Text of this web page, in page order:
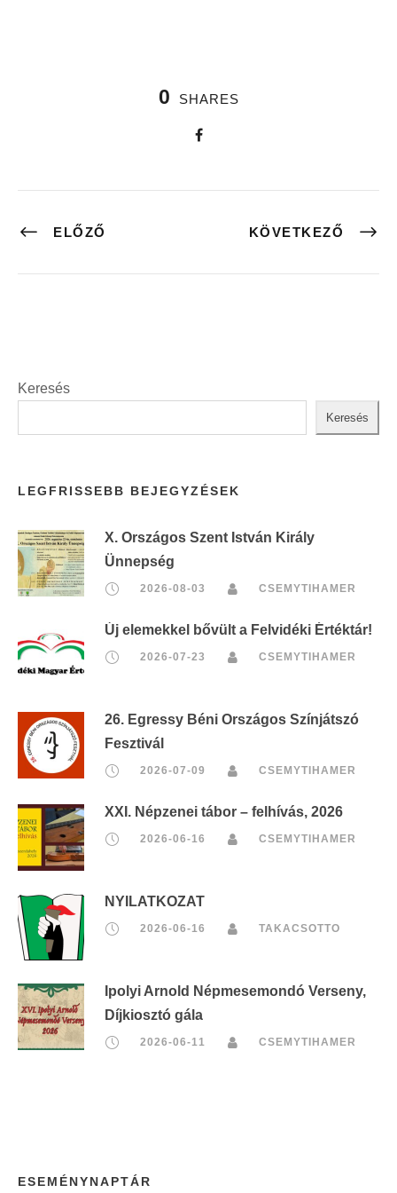
0 SHARES
ELŐZŐ KÖVETKEZŐ
Keresés
Keresés
LEGFRISSEBB BEJEGYZÉSEK
X. Országos Szent István Király
Ünnepség
2026-08-03 CSEMYTIHAMER
Új elemekkel bővült a Felvidéki Értéktár!
2026-07-23 CSEMYTIHAMER
26. Egressy Béni Országos Színjátszó
Fesztivál
2026-07-09 CSEMYTIHAMER
XXI. Népzenei tábor – felhívás, 2026
2026-06-16 CSEMYTIHAMER
NYILATKOZAT
2026-06-16 TAKACSOTTO
Ipolyi Arnold Népmesemondó Verseny,
Díjkiosztó gála
2026-06-11 CSEMYTIHAMER
ESEMÉNYNAPTÁR